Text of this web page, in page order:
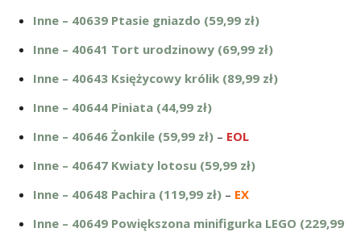
Inne – 40639 Ptasie gniazdo (59,99 zł)
Inne – 40641 Tort urodzinowy (69,99 zł)
Inne – 40643 Księżycowy królik (89,99 zł)
Inne – 40644 Piniata (44,99 zł)
Inne – 40646 Żonkile (59,99 zł) – EOL
Inne – 40647 Kwiaty lotosu (59,99 zł)
Inne – 40648 Pachira (119,99 zł) – EX
Inne – 40649 Powiększona minifigurka LEGO (229,99